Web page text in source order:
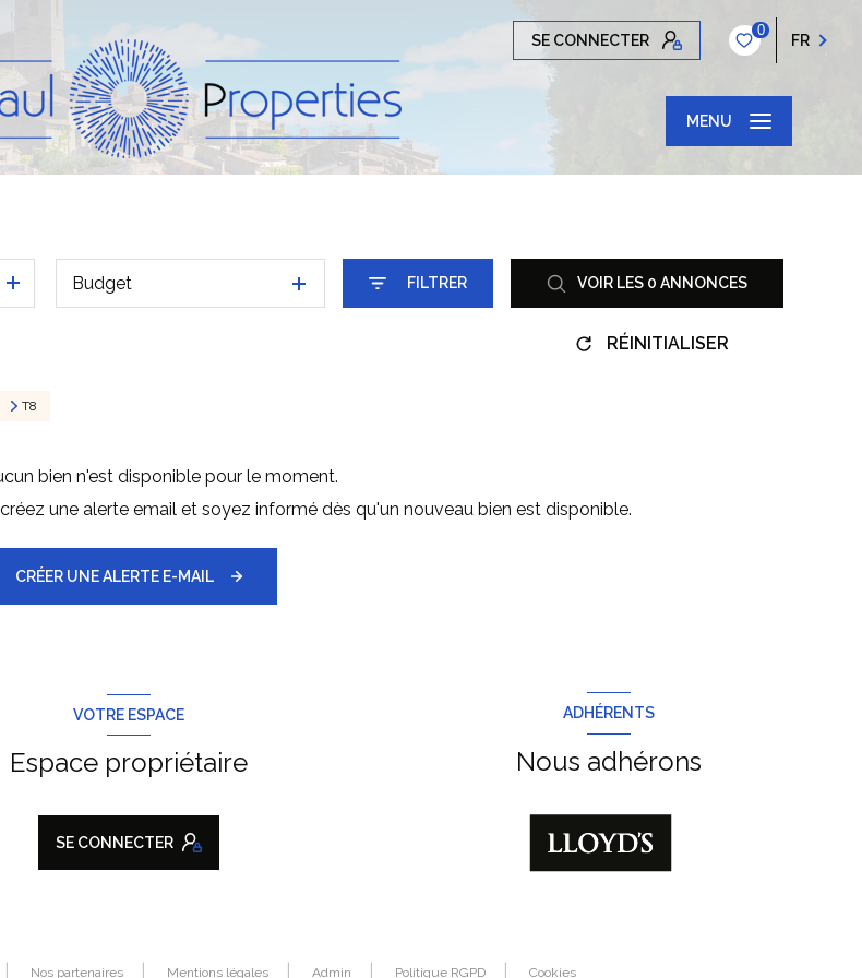
SE CONNECTER
0
FR
MENU
Budget FILTRER VOIR LES 0 ANNONCES
RÉINITIALISER
T8
bien n'est disponible pour le moment.
une alerte email et soyez informé dès qu'un nouveau bien est disponible.
CRÉER UNE ALERTE E-MAIL
VOTRE ESPACE
Espace propriétaire
SE CONNECTER
ADHÉRENTS
Nous adhérons
Nos partenaires Mentions légales Admin Politique RGPD Cookies